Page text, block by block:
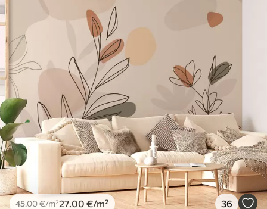
45.00€/m²27 .00 €/m² 36